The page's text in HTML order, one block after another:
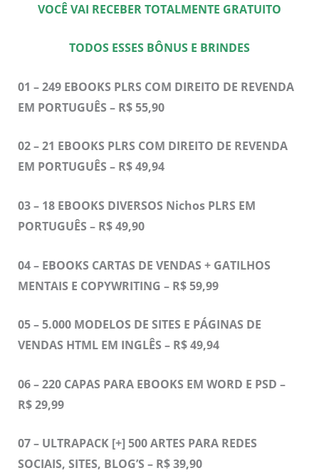
VOCÊ VAI RECEBER TOTALMENTE GRATUITO
TODOS ESSES BÔNUS E BRINDES
01 – 249 EBOOKS PLRS COM DIREITO DE REVENDA
EM PORTUGUÊS – R$ 55,90
02 – 21 EBOOKS PLRS COM DIREITO DE REVENDA
EM PORTUGUÊS – R$ 49,94
03 – 18 EBOOKS DIVERSOS Nichos PLRS EM
PORTUGUÊS – R$ 49,90
04 – EBOOKS CARTAS DE VENDAS + GATILHOS
MENTAIS E COPYWRITING – R$ 59,99
05 – 5.000 MODELOS DE SITES E PÁGINAS DE
VENDAS HTML EM INGLÊS – R$ 49,94
06 – 220 CAPAS PARA EBOOKS EM WORD E PSD –
R$ 29,99
07 – ULTRAPACK [+] 500 ARTES PARA REDES
SOCIAIS, SITES, BLOG’S – R$ 39,90